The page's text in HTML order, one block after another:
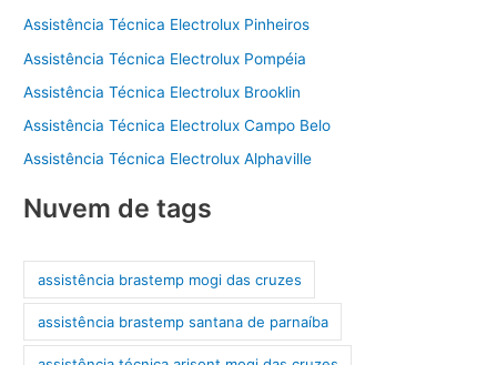
Assistência Técnica Electrolux Pinheiros
Assistência Técnica Electrolux Pompéia
Assistência Técnica Electrolux Brooklin
Assistência Técnica Electrolux Campo Belo
Assistência Técnica Electrolux Alphaville
Nuvem de tags
assistência brastemp mogi das cruzes
assistência brastemp santana de parnaíba